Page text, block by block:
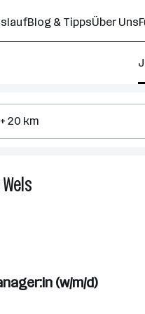
Blog & TippsÜber Uns
Wels
Wels(w/m/d)